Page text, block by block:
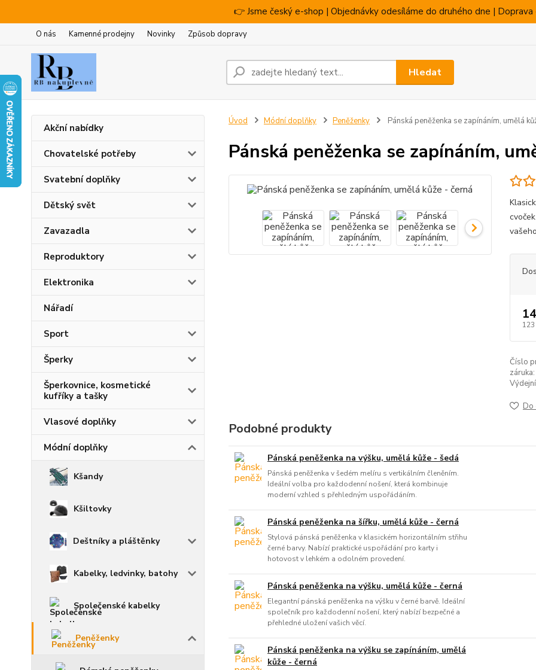
👉 Jsme český e-shop | Objednávky odesíláme do druhého dne | Doprava
O nás Kamenné prodejny Novinky Způsob dopravy
Hledat
Akční nabídky
Chovatelské potřeby
Svatební doplňky
Dětský svět
Zavazadla
Reproduktory
Elektronika
Nářadí
Sport
Šperky
Šperkovnice, kosmetické
kufříky a tašky
Vlasové doplňky
Módní doplňky
Kšandy
Kšiltovky
Deštníky a pláštěnky
Kabelky, ledvinky, batohy
Společenské kabelky
Peněženky
Úvod Módní doplňky Peněženky Pánská peněženka se zapínáním, umělá
Pánská peněženka se zapínáním,
123
Číslo
záruka:
Do
Podobné produkty
Pánská peněženka na výšku, umělá kůže - šedá
Pánská peněženka v šedém melíru s vertikálním členěním.
Ideální volba pro každodenní nošení, která kombinuje
moderní vzhled s přehledným uspořádáním.
Pánská peněženka na šířku, umělá kůže - černá
Stylová pánská peněženka v klasickém horizontálním střihu
černé barvy. Nabízí praktické uspořádání pro karty i
hotovost v lehkém a odolném provedení.
Pánská peněženka na výšku, umělá kůže - černá
Elegantní pánská peněženka na výšku v černé barvě. Ideální
společník pro každodenní nošení, který nabízí bezpečné a
přehledné uložení vašich věcí.
Pánská peněženka na výšku se zapínáním, umělá
kůže - černá